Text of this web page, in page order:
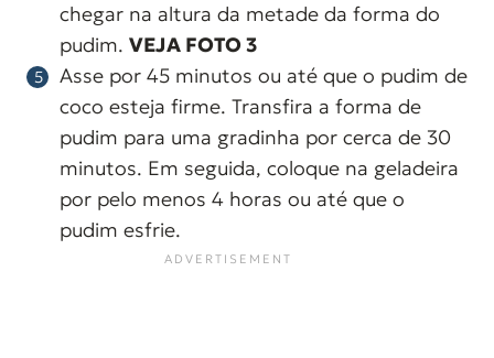
chegar na altura da metade da forma do
pudim. VEJA FOTO 3
Asse por 45 minutos ou até que o pudim de
coco esteja firme. Transfira a forma de
pudim para uma gradinha por cerca de 30
minutos. Em seguida, coloque na geladeira
por pelo menos 4 horas ou até que o
pudim esfrie.